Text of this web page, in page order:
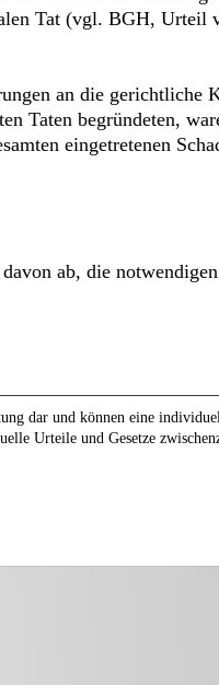
Tat (vgl. BGH, Urteil
an die
Taten begründeten,
eingetretenen
ab, die
dar und können eine
Urteile und Gesetze